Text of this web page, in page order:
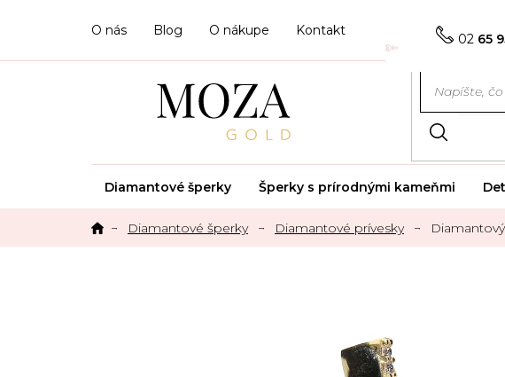
02 65
O nás Blog O nákupe Kontakt
Diamantové šperky Šperky s prírodnými kameňmi
Diamantové šperky Diamantové prívesky